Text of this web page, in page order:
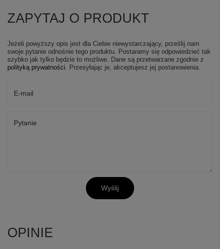
ZAPYTAJ O PRODUKT
Jeżeli powyższy opis jest dla Ciebie niewystarczający, prześlij nam
swoje pytanie odnośnie tego produktu. Postaramy się odpowiedzieć tak
szybko jak tylko będzie to możliwe. Dane są przetwarzane zgodnie z
polityką prywatności . Przesyłając je, akceptujesz jej postanowienia.
E-mail
Pytanie
Wyślij
OPINIE